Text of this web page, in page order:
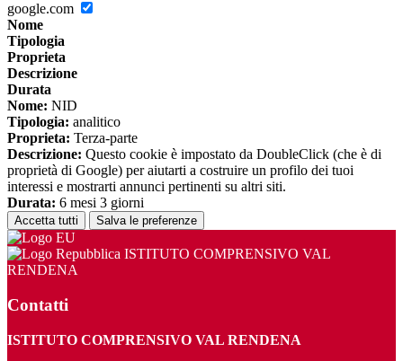
google.com
Nome
Tipologia
Proprieta
Descrizione
Durata
Nome: NID
Tipologia: analitico
Proprieta: Terza-parte
Descrizione: Questo cookie è impostato da DoubleClick (che è di
proprietà di Google) per aiutarti a costruire un profilo dei tuoi
interessi e mostrarti annunci pertinenti su altri siti.
Durata: 6 mesi 3 giorni
Accetta tutti Salva le preferenze
ISTITUTO COMPRENSIVO VAL
RENDENA
Contatti
ISTITUTO COMPRENSIVO VAL RENDENA